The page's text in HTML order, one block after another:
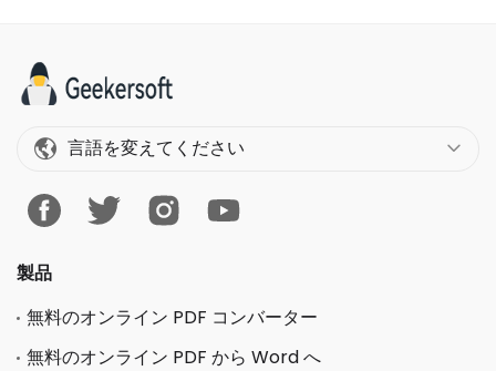
言語を変えてください
製品
無料のオンライン PDF コンバーター
無料のオンライン PDF から Word へ